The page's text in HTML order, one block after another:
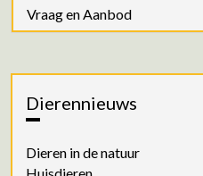
Vraag en Aanbod
Dierennieuws
Dieren in de natuur